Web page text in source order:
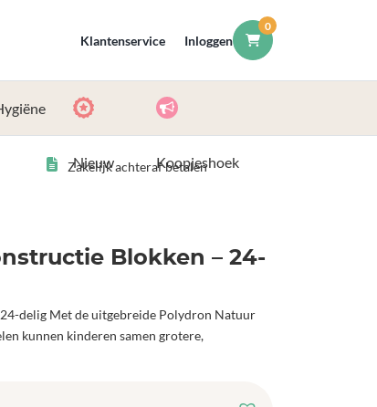
Klantenservice Inloggen
0
Nieuw Koopjeshoek
Zakelijk achteraf betalen
Blokken – 24-
delig Met de uitgebreide Polydron Natuur
kunnen kinderen samen grotere,